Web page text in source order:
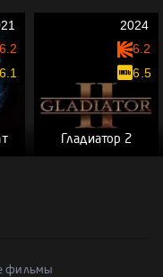
6.1
Гладиатор 2
2024
6.2
6.5
фильмы